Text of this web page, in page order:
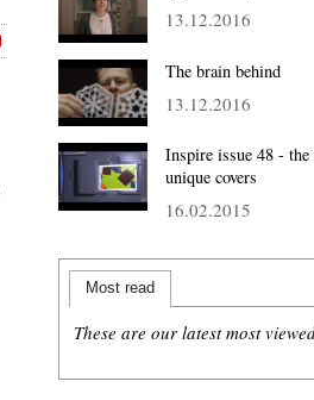
13.12.2016
The brain behind
13.12.2016
Inspire issue 48 -
unique covers
16.02.2015
Most read
These are our latest most